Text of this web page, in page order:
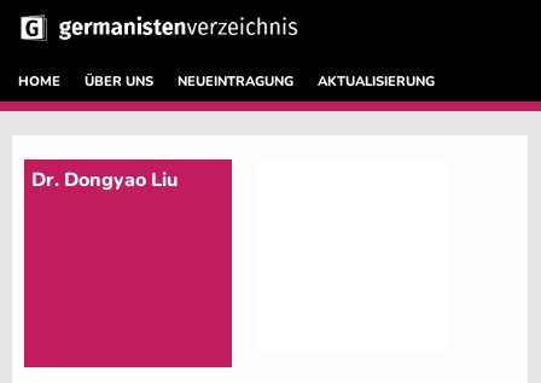
HOME ÜBER UNS NEUEINTRAGUNG AKTUALISIERUNG
Dr. Dongyao Liu